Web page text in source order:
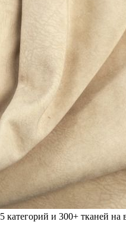
5 категорий и 300+ тканей на